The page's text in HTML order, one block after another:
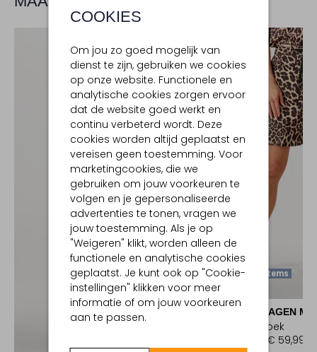
COOKIES
Om jou zo goed mogelijk van
dienst te zijn, gebruiken we cookies
op onze website. Functionele en
analytische cookies zorgen ervoor
dat de website goed werkt en
continu verbeterd wordt. Deze
cookies worden altijd geplaatst en
vereisen geen toestemming. Voor
marketingcookies, die we
gebruiken om jouw voorkeuren te
volgen en je gepersonaliseerde
advertenties te tonen, vragen we
jouw toestemming. Als je op
"Weigeren" klikt, worden alleen de
functionele en analytische cookies
geplaatst. Je kunt ook op "Cookie-
instellingen" klikken voor meer
informatie of om jouw voorkeuren
aan te passen.
Ontdek de look
Laatste Items
COPENHAGEN
Korte broek
€ 59,99